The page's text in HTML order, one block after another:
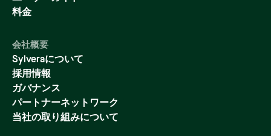
料金
会社概要
Sylveraについて
採用情報
ガバナンス
パートナーネットワーク
当社の取り組みについて